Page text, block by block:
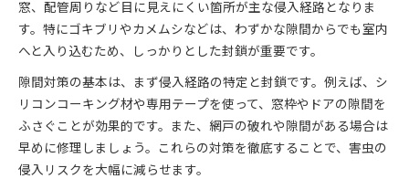
窓、配管周りなど目に見えにくい箇所が主な侵入経路となりま
す。特にゴキブリやカメムシなどは、わずかな隙間からでも室内
へと入り込むため、しっかりとした封鎖が重要です。
隙間対策の基本は、まず侵入経路の特定と封鎖です。例えば、シ
リコンコーキング材や専用テープを使って、窓枠やドアの隙間を
ふさぐことが効果的です。また、網戸の破れや隙間がある場合は
早めに修理しましょう。これらの対策を徹底することで、害虫の
侵入リスクを大幅に減らせます。